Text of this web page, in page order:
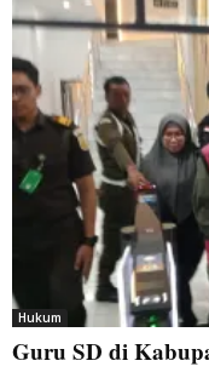
Hukum
Guru SD di